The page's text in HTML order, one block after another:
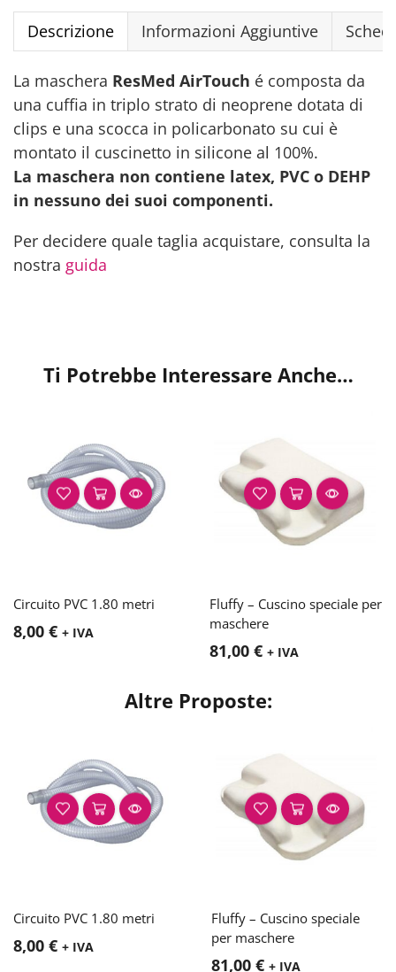
Descrizione Informazioni Aggiuntive
La maschera ResMed AirTouch é composta da
una cuffia in triplo strato di neoprene dotata di
clips e una scocca in policarbonato su cui è
montato il cuscinetto in silicone al 100%.
La maschera non contiene latex, PVC o DEHP
in nessuno dei suoi componenti.
Per decidere quale taglia acquistare, consulta la
nostra guida
Ti Potrebbe Interessare Anche…
Circuito PVC 1.80 metri
8,00 € + IVA
Fluffy – Cuscino speciale per
maschere
81,00 € + IVA
Altre Proposte:
Circuito PVC 1.80 metri
8,00 € + IVA
Fluffy – Cuscino speciale
per maschere
81,00 € + IVA